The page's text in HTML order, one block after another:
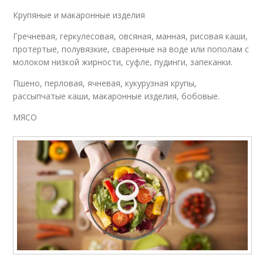
Крупяные и макаронные изделия
Гречневая, геркулесовая, овсяная, манная, рисовая каши,
протертые, полувязкие, сваренные на воде или пополам с
молоком низкой жирности, суфле, пудинги, запеканки.
Пшено, перловая, ячневая, кукурузная крупы,
рассыпчатые каши, макаронные изделия, бобовые.
МЯСО